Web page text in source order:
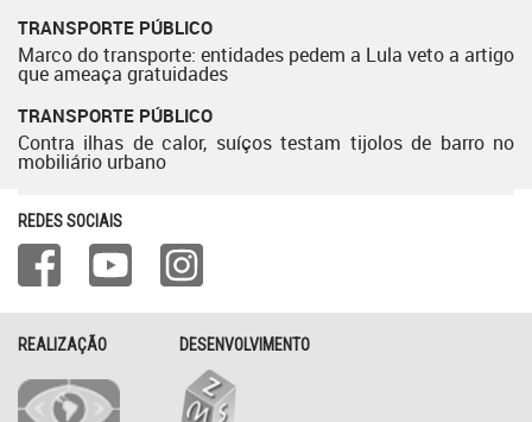
TRANSPORTE PÚBLICO
Marco do transporte: entidades pedem a Lula veto a artigo
que ameaça gratuidades
TRANSPORTE PÚBLICO
Contra ilhas de calor, suíços testam tijolos de barro no
mobiliário urbano
REDES SOCIAIS
REALIZAÇÃO DESENVOLVIMENTO